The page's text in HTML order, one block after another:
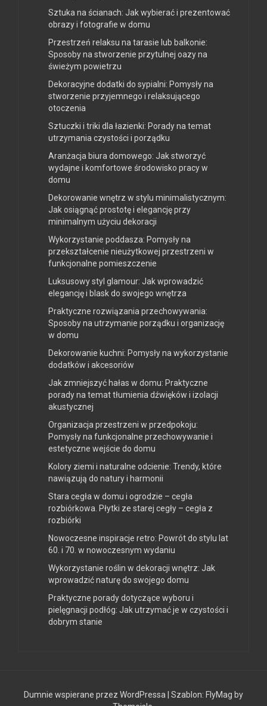
Sztuka na ścianach: Jak wybierać i prezentować
obrazy i fotografie w domu
Przestrzeń relaksu na tarasie lub balkonie:
Sposoby na stworzenie przytulnej oazy na
świeżym powietrzu
Dekoracyjne dodatki do sypialni: Pomysły na
stworzenie przyjemnego i relaksującego
otoczenia
Sztuczki i triki dla łazienki: Porady na temat
utrzymania czystości i porządku
Aranżacja biura domowego: Jak stworzyć
wydajne i komfortowe środowisko pracy w
domu
Dekorowanie wnętrz w stylu minimalistycznym:
Jak osiągnąć prostotę i elegancję przy
minimalnym użyciu dekoracji
Wykorzystanie poddasza: Pomysły na
przekształcenie nieużytkowej przestrzeni w
funkcjonalne pomieszczenie
Luksusowy styl glamour: Jak wprowadzić
elegancję i blask do swojego wnętrza
Praktyczne rozwiązania przechowywania:
Sposoby na utrzymanie porządku i organizację
w domu
Dekorowanie kuchni: Pomysły na wykorzystanie
dodatków i akcesoriów
Jak zmniejszyć hałas w domu: Praktyczne
porady na temat tłumienia dźwięków i izolacji
akustycznej
Organizacja przestrzeni w przedpokoju:
Pomysły na funkcjonalne przechowywanie i
estetyczne wejście do domu
Kolory ziemi i naturalne odcienie: Trendy, które
nawiązują do natury i harmonii
Stara cegła w domu i ogrodzie – cegła
rozbiórkowa. Płytki ze starej cegły – cegła z
rozbiórki
Nowoczesne inspiracje retro: Powrót do stylu lat
60. i 70. w nowoczesnym wydaniu
Wykorzystanie roślin w dekoracji wnętrz: Jak
wprowadzić naturę do swojego domu
Praktyczne porady dotyczące wyboru i
pielęgnacji podłóg: Jak utrzymać je w czystości i
dobrym stanie
Dumnie wspierane przez WordPressa Szablon: FlyMag by